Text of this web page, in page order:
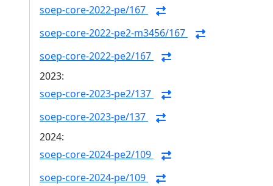
soep-core-2022-pe/167
soep-core-2022-pe2-m3456/167
soep-core-2022-pe2/167
2023:
soep-core-2023-pe2/137
soep-core-2023-pe/137
2024:
soep-core-2024-pe2/109
soep-core-2024-pe/109